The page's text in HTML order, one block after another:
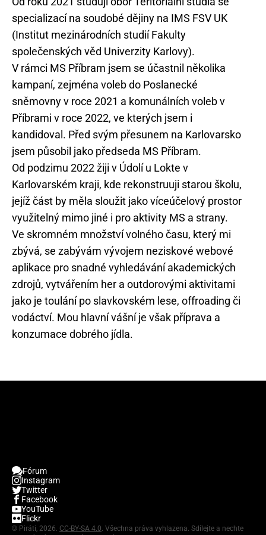
specializací na soudobé dějiny na IMS FSV UK
(Institut mezinárodních studií Fakulty
společenských věd Univerzity Karlovy).
V rámci MS Příbram jsem se účastnil několika
kampaní, zejména voleb do Poslanecké
sněmovny v roce 2021 a komunálních voleb v
Příbrami v roce 2022, ve kterých jsem i
kandidoval. Před svým přesunem na Karlovarsko
jsem působil jako předseda MS Příbram.
Od podzimu 2022 žiji v Údolí u Lokte v
Karlovarském kraji, kde rekonstruuji starou školu,
jejíž část by měla sloužit jako víceúčelový prostor
využitelný mimo jiné i pro aktivity MS a strany.
Ve skromném množství volného času, který mi
zbývá, se zabývám vývojem neziskové webové
aplikace pro snadné vyhledávání akademických
zdrojů, vytvářením her a outdorovými aktivitami
jako je toulání po slavkovském lese, offroading či
vodáctví. Mou hlavní vášní je však příprava a
konzumace dobrého jídla.
Fórum
Instagram
Twitter
Facebook
YouTube
Flickr
© Piráti, 2026. CC-BY-SA 4.0. Všechna práva vyhlazena. Sdílejte a nechte